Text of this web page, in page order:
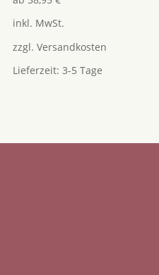
mit
von 5
inkl. MwSt.
zzgl.Versandkosten
Lieferzeit:3-5 Tage